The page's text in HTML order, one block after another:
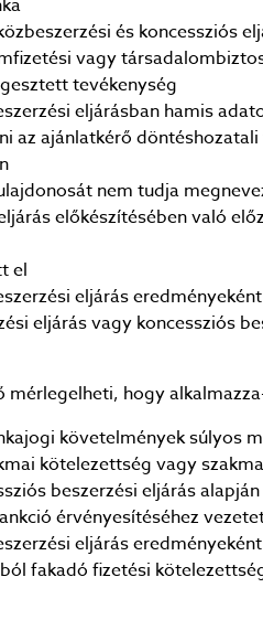
és koncessziós
vagy
tevékenység
eljárásban hamis
az ajánlatkérő
nem tudja
előkészítésében való
el
eljárás
eljárás vagy koncessziós
mérlegelheti, hogy
követelmények súlyos
kötelezettség vagy
beszerzési eljárás
érvényesítéséhez
eljárás
fakadó fizetési